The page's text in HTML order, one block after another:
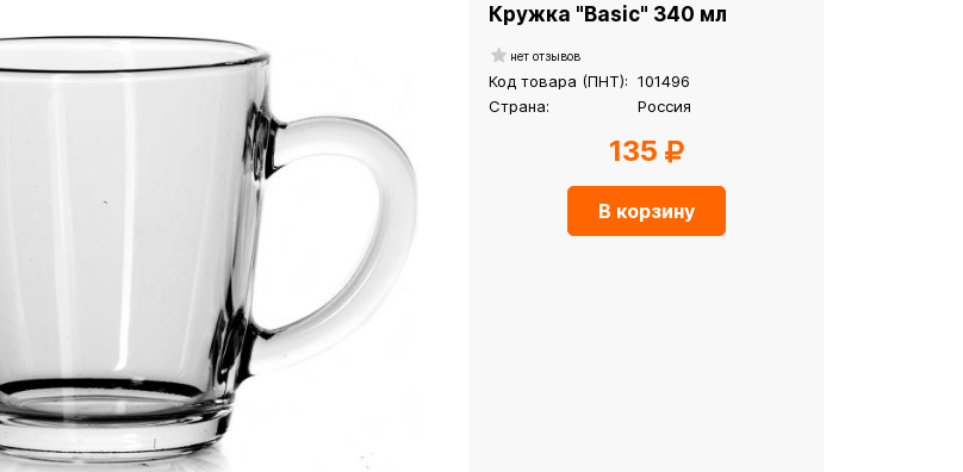
Кружка "Basic" 340 мл
нет отзывов
Код товара (ПНТ): 101496
Страна:
Россия
135
В корзину